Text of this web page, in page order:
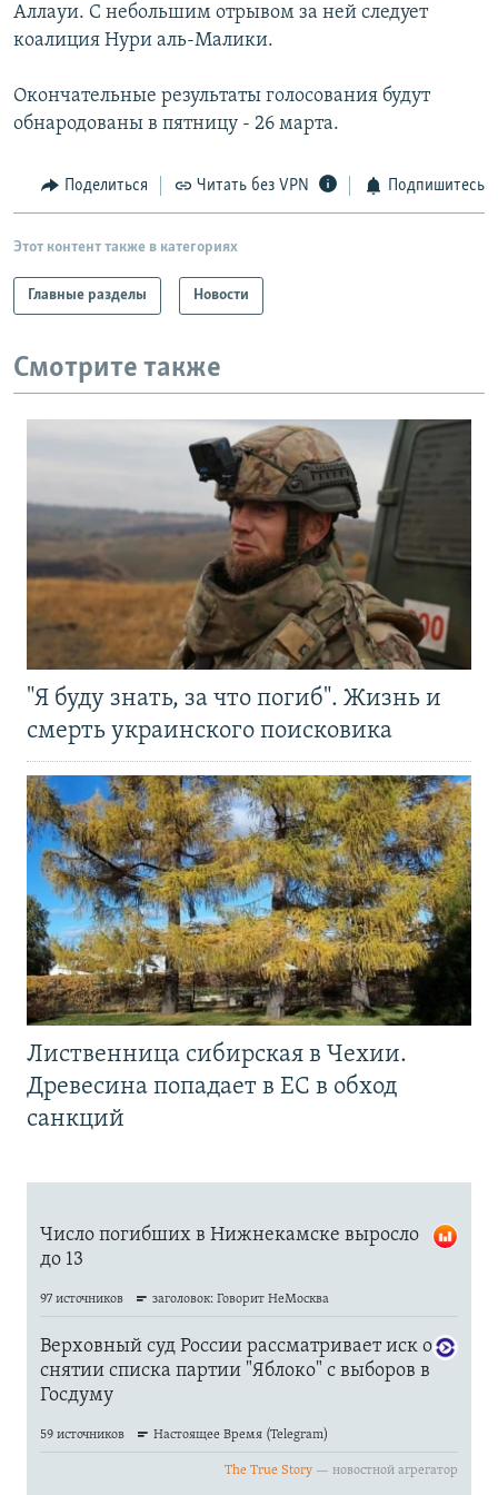
Аллауи. С небольшим отрывом за ней следует
коалиция Нури аль-Малики.
Окончательные результаты голосования будут
обнародованы в пятницу - 26 марта.
Поделиться Читать без VPN Подпишитесь
Этот контент также в категориях
Главные разделы Новости
Смотрите также
"Я буду знать, за что погиб". Жизнь и
смерть украинского поисковика
Лиственница сибирская в Чехии.
Древесина попадает в ЕС в обход
санкций